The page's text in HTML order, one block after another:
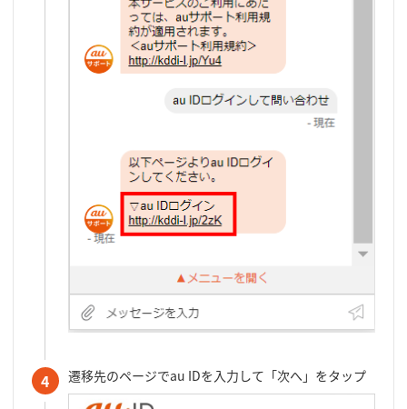
4 遷移先のページでau IDを入力して「次へ」をタップ